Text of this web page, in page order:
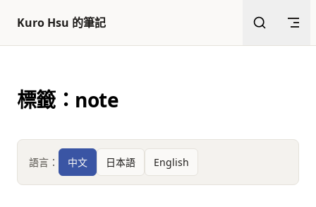
跳至內容
Kuro Hsu 的筆記
返回頂部
標籤：note
語言： 中文 日本語 English